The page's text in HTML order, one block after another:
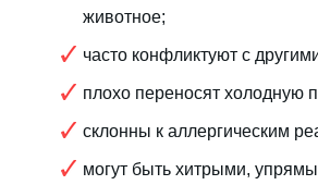
животное;
часто конфликтуют с
плохо переносят холодную
склонны к аллергическим
могут быть хитрыми,